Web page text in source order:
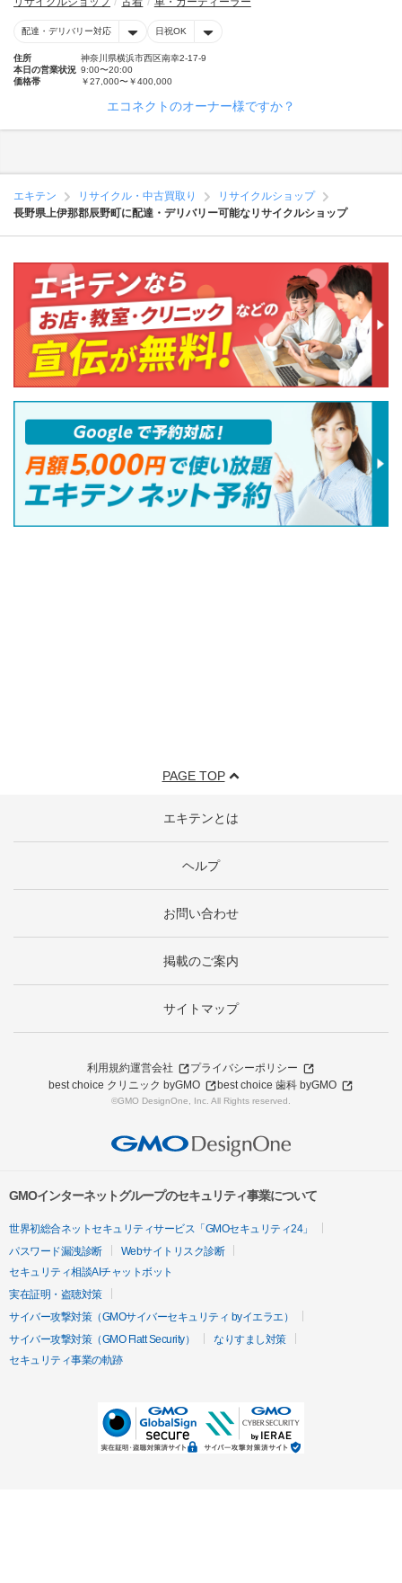
配達・デリバリー対応 日祝OK
住所
神奈川県横浜市西区南幸2-17-9
本日の営業状況 9:00〜20:00
価格帯
￥27,000〜￥400,000
エコネクトのオーナー様ですか？
エキテン リサイクル・中古買取り
リサイクルショップ
長野県上伊那郡辰野町に配達・デリバリー可能なリサイクルショップ
PAGE TOP
エキテンとは
ヘルプ
お問い合わせ
掲載のご案内
サイトマップ
利用規約運営会社
プライバシーポリシー
best choice クリニック byGMO
best choice 歯科 byGMO
©GMO DesignOne, Inc. All Rights reserved.
GMOインターネットグループのセキュリティ事業について
世界初総合ネットセキュリティサービス「GMOセキュリティ24」
パスワード漏洩診断
Webサイトリスク診断
セキュリティ相談AIチャットボット
実在証明・盗聴対策
サイバー攻撃対策（GMOサイバーセキュリティ byイエラエ）
サイバー攻撃対策（GMO Flatt Security）
なりすまし対策
セキュリティ事業の軌跡